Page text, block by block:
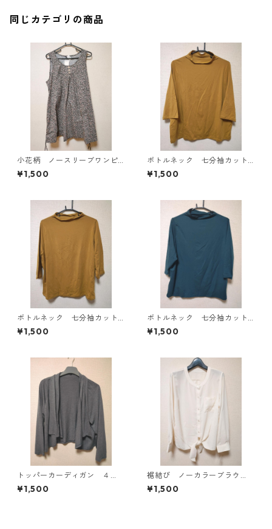
同じカテゴリの商品
小花柄 ノースリーブワンピ
ース ４Ｌ ブラック KAE-
4819
¥1,500
ボトルネック 七分袖カット
ソー ４Ｌ マスタード KA
E-4818
¥1,500
ボトルネック 七分袖カット
ソー ４Ｌ マスタード KA
E-4816
¥1,500
ボトルネック 七分袖カット
ソー ４Ｌ ティールグリー
ン KAE-4815
¥1,500
トッパーカーディガン ４
Ｌ グレー KAE-4814
¥1,500
裾結び ノーカラーブラウ
ス ３Ｌ アイボリー KAE-
4813
¥1,500